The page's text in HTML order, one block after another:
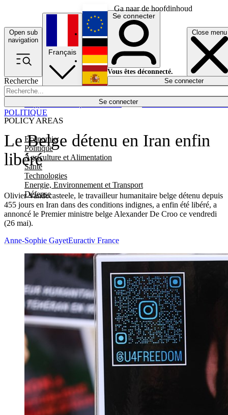
Ga naar de hoofdinhoud
Open sub
navigation
Close menu
Recherche
Se connecter
POLICY AREAS
Economie
Politique
Agriculture et Alimentation
Santé
Technologies
Energie, Environnement et Transport
Défense
Économie
Français
English
Deutsch
Español
Se connecter
Vous êtes déconnecté.
Se connecter
Le Belge détenu en Iran enfin
libéré
Olivier Vandecasteele, le travailleur humanitaire belge détenu depuis
455 jours en Iran dans des conditions indignes, a enfin été libéré, a
annoncé le Premier ministre belge Alexander De Croo ce vendredi
(26 mai).
POLITIQUE
Anne-Sophie GayetEuractiv France